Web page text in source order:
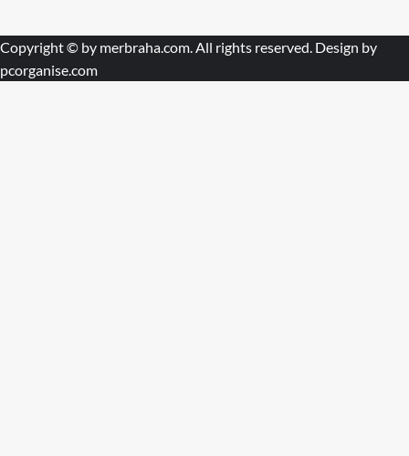
Copyright © by merbraha.com. All rights reserved. Design by
pcorganise.com